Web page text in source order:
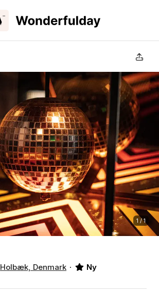
1 / 1
Holbæk, Denmark Ny